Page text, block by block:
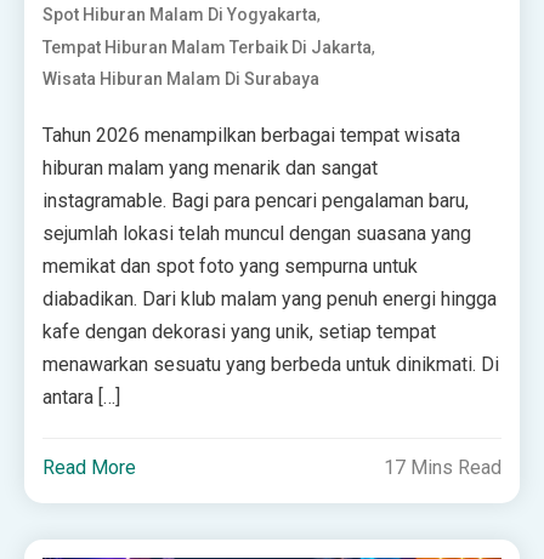
Spot Hiburan Malam Di Yogyakarta,
Tempat Hiburan Malam Terbaik Di Jakarta,
Wisata Hiburan Malam Di Surabaya
Tahun 2026 menampilkan berbagai tempat wisata
hiburan malam yang menarik dan sangat
instagramable. Bagi para pencari pengalaman baru,
sejumlah lokasi telah muncul dengan suasana yang
memikat dan spot foto yang sempurna untuk
diabadikan. Dari klub malam yang penuh energi hingga
kafe dengan dekorasi yang unik, setiap tempat
menawarkan sesuatu yang berbeda untuk dinikmati. Di
antara […]
Read More 17 Mins Read